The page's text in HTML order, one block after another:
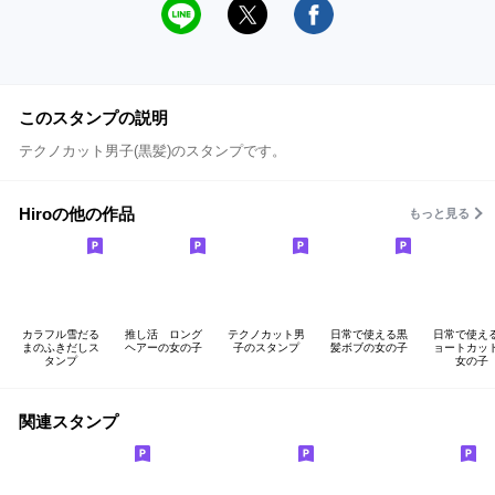
このスタンプの説明
テクノカット男子(黒髪)のスタンプです。
Hiroの他の作品 もっと見る
カラフル雪だる
まのふきだしス
タンプ
推し活 ロング
ヘアーの女の子
テクノカット男
子のスタンプ
日常で使える黒
髪ボブの女の子
日常で使え
ョートカッ
女の子
関連スタンプ